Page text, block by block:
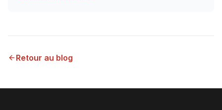
Retour au blog